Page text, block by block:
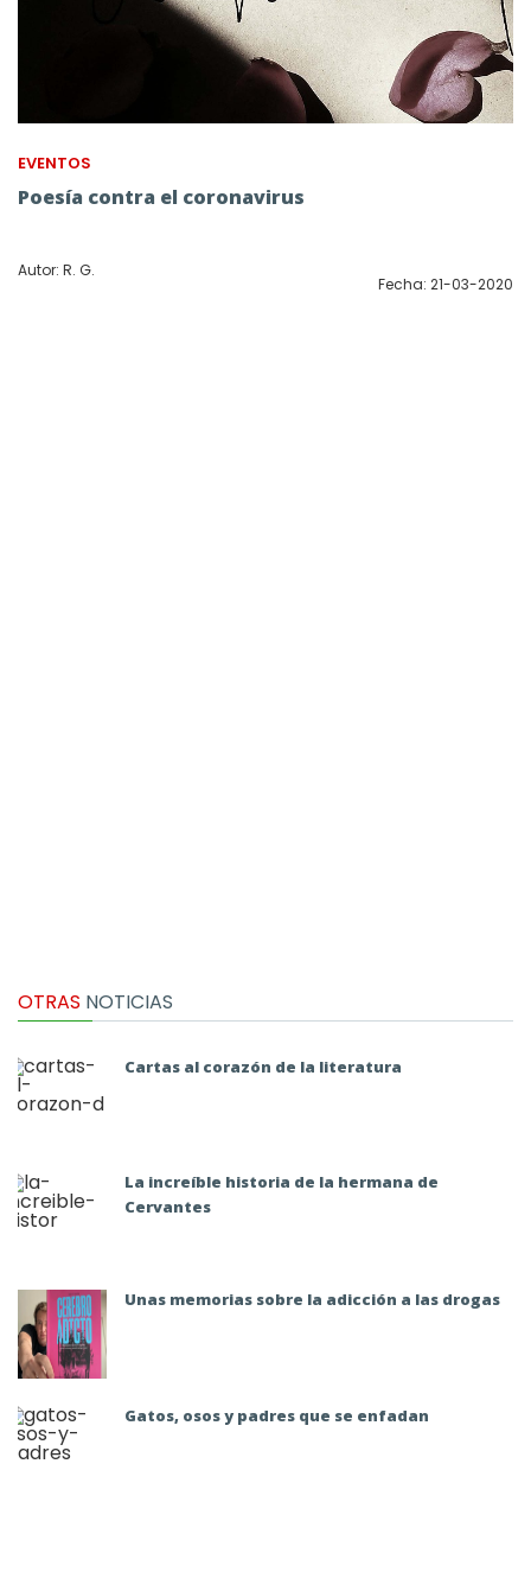
EVENTOS
Poesía contra el coronavirus
Autor: R. G.
Fecha: 21-03-2020
OTRAS NOTICIAS
Cartas al corazón de la literatura
La increíble historia de la hermana de
Cervantes
Unas memorias sobre la adicción a las drogas
Gatos, osos y padres que se enfadan